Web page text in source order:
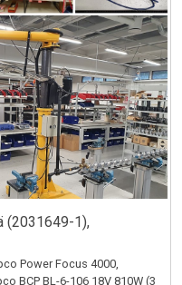
(2031649-1),
Power Focus 4000,
BCP BL-6-106 18V 810W (3